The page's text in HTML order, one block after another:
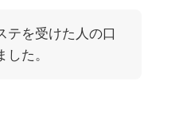
テを受けた人の口
た。